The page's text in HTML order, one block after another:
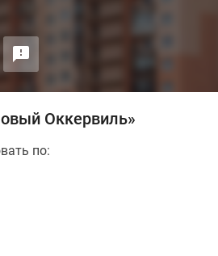
Оккервиль»
по: